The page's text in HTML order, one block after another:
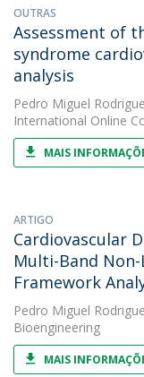
OUTRAS
Assessment of
syndrome
analysis
Pedro Miguel
International Online
MAIS
ARTIGO
Cardiovascular
Multi-Band
Framework
Pedro Miguel
Bioengineering
MAIS